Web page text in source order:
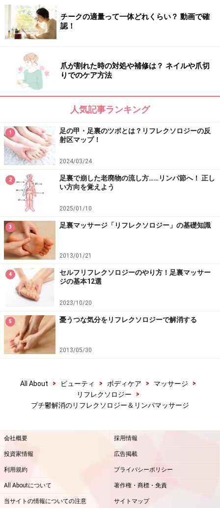
チークの適量って一体どれくらい？ 動画で確
認！
爪が割れた時の対処や補修は？ ネイルや爪切
りでのケア方法
人気記事ランキング
1
足の甲・足裏のツボとは？リフレクソロジーの反
射区マップ！
2024/03/24
2
足裏で崩した老廃物の流し方……リンパ節へ！ 正し
い方向を覚えよう
2025/01/10
3 足裏マッサージ「リフレクソロジー」の基礎知識
2013/01/21
4
セルフリフレクソロジーのやり方！足裏マッサー
ジの基本12選
2023/10/20
5 憂うつな気分をリフレクソロジーで解消する
2013/05/30
All About > ビューティ > ボディケア > マッサージ
>
リフレクソロジー
>
プチ鬱解消のリフレクソロジー＆リンパマッサージ
会社概要 採用情報
投資家情報 広告掲載
利用規約 プライバシーポリシー
All Aboutについて 著作権・商標・免責
当サイトの情報についての注意 サイトマップ